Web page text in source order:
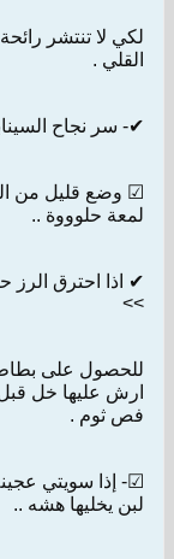
لكي لا تنتشر
القلي .
✔- سر نجاح
☑ وضع قليل من
لمعة حلوووة ..
✔ اذا احترق
>>
للحصول على
ارش عليها خل
فص ثوم .
☑- إذا سويتي
لبن يخليها هشه ..